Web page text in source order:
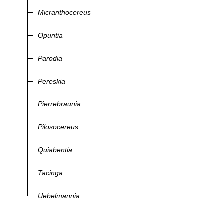
Micranthocereus
Opuntia
Parodia
Pereskia
Pierrebraunia
Pilosocereus
Quiabentia
Tacinga
Uebelmannia